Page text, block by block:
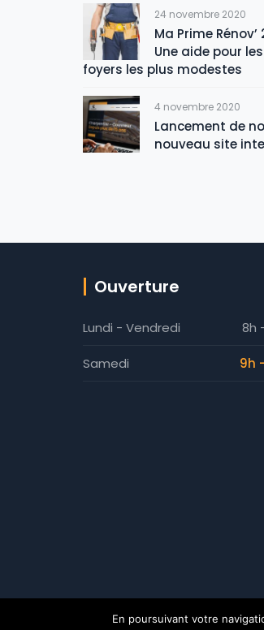
24 novembre 2020
Ma Prime Rénov’
Une aide pour
foyers les plus modestes
4 novembre 2020
Lancement de
nouveau site
Ouverture
Lundi - Vendredi 8h
Samedi 9h
Copyright © 2026Couverture
En poursuivant votre